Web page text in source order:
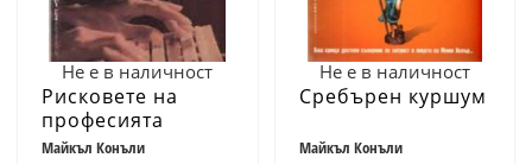
Не е в наличност
Рисковете на
професията
Майкъл Конъли
Не е в наличност
Сребърен куршум
Майкъл Конъли